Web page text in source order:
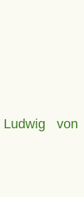
von